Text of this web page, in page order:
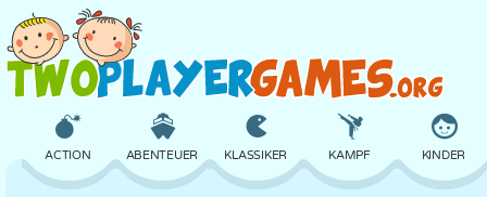
ACTION ABENTEUER KLASSIKER KAMPF KINDER